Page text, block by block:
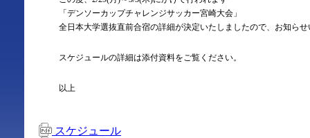
「デンソーカップチャレンジサッカー宮崎大会」
全日本大学選抜直前合宿の詳細が決定いたしましたので、お知ら
スケジュールの詳細は添付資料をご覧ください。
以上
スケジュール